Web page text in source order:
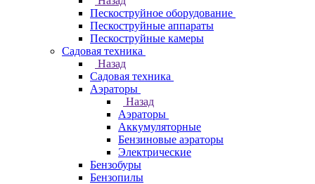
Пескоструйное оборудование
Пескоструйные аппараты
Пескоструйные камеры
Садовая техника
Назад
Садовая техника
Аэраторы
Назад
Аэраторы
Аккумуляторные
Бензиновые аэраторы
Электрические
Бензобуры
Бензопилы